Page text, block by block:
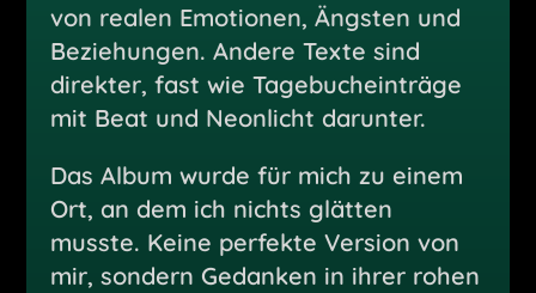
von realen Emotionen, Ängsten und
Beziehungen. Andere Texte sind
direkter, fast wie Tagebucheinträge
mit Beat und Neonlicht darunter.
Das Album wurde für mich zu einem
Ort, an dem ich nichts glätten
musste. Keine perfekte Version von
mir, sondern Gedanken in ihrer rohen